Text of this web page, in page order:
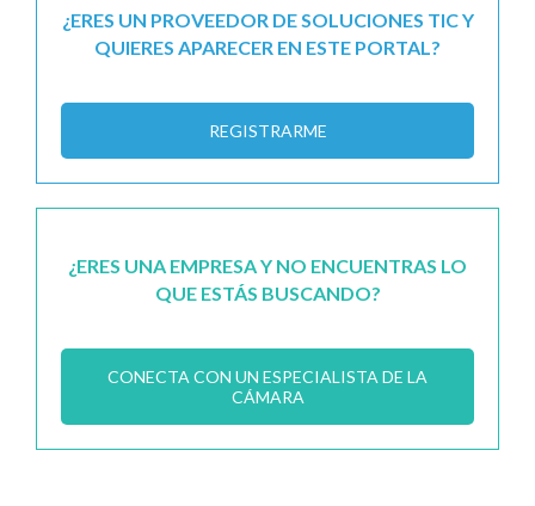
¿ERES UN PROVEEDOR DE SOLUCIONES TIC Y
QUIERES APARECER EN ESTE PORTAL?
REGISTRARME
¿ERES UNA EMPRESA Y NO ENCUENTRAS LO
QUE ESTÁS BUSCANDO?
CONECTA CON UN ESPECIALISTA DE LA
CÁMARA